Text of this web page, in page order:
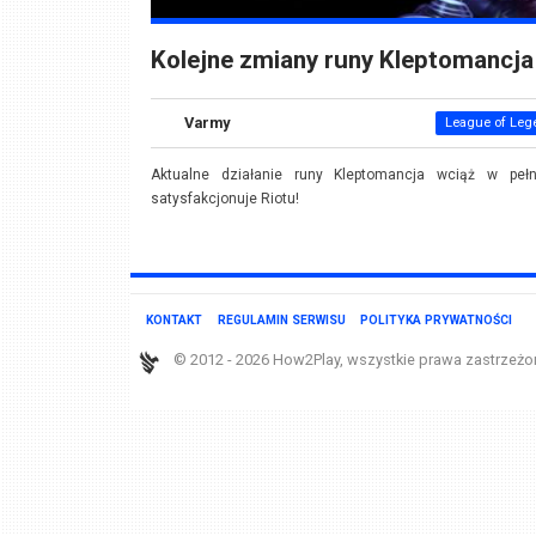
Kolejne zmiany runy Kleptomancja
Varmy League of
Aktualne działanie runy Kleptomancja wciąż w
satysfakcjonuje Riotu!
KONTAKT REGULAMIN SERWISU POLITYKA PRYWATNOŚCI
© 2012 - 2026 How2Play, wszystkie prawa